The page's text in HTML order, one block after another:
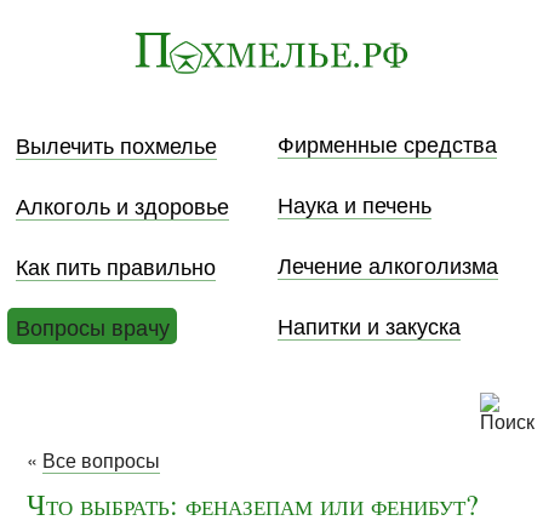
Вылечить похмелье
Фирменные средства
Алкоголь и здоровье
Наука и печень
Как пить правильно
Лечение алкоголизма
Вопросы врачу
Напитки и закуска
« Все вопросы
Что выбрать: феназепам или фенибут?